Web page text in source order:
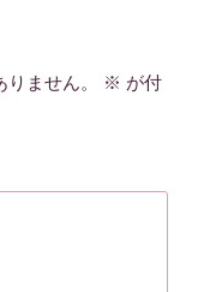
ません。 ※ が付